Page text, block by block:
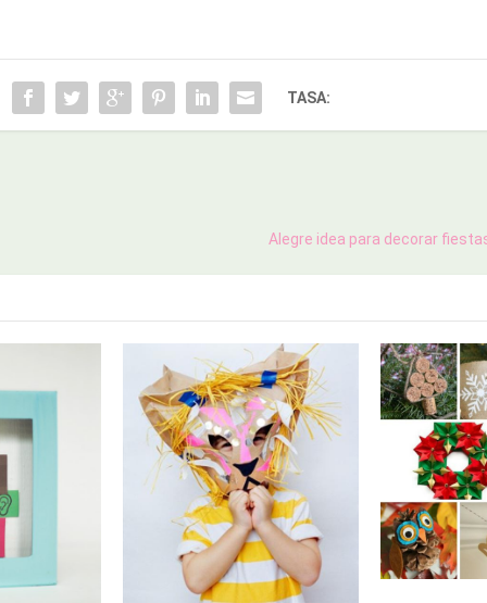
TASA:
Alegre idea para decorar